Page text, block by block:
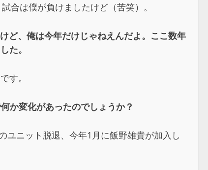
合は僕が負けましたけど（苦笑）。
ど、俺は今年だけじゃねえんだよ。ここ数年
た。
す。
か変化があったのでしょうか？
ユニット脱退、今年1月に飯野雄貴が加入し